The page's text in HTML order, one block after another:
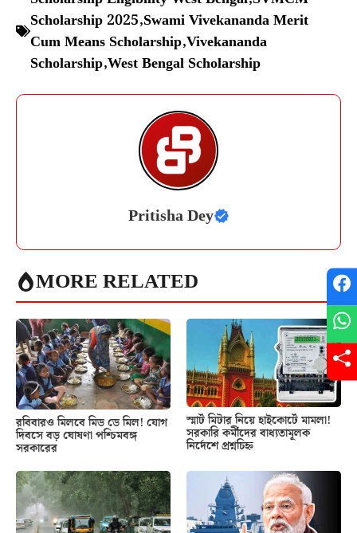
Scholarship 2025,Swami Vivekananda Merit
Cum Means Scholarship,Vivekananda
Scholarship,West Bengal Scholarship
Pritisha Dey
MORE RELATED
রবিবারও মিলবে মিড ডে মিল! যোগ
দিবসে বড় ঘোষণা পশ্চিমবঙ্গ
সরকারের
স্মার্ট মিটার নিয়ে হাইকোর্টে মামলা!
সরকারি কর্মীদের বাধ্যতামূলক
নির্দেশে প্রশ্নচিহ্ন